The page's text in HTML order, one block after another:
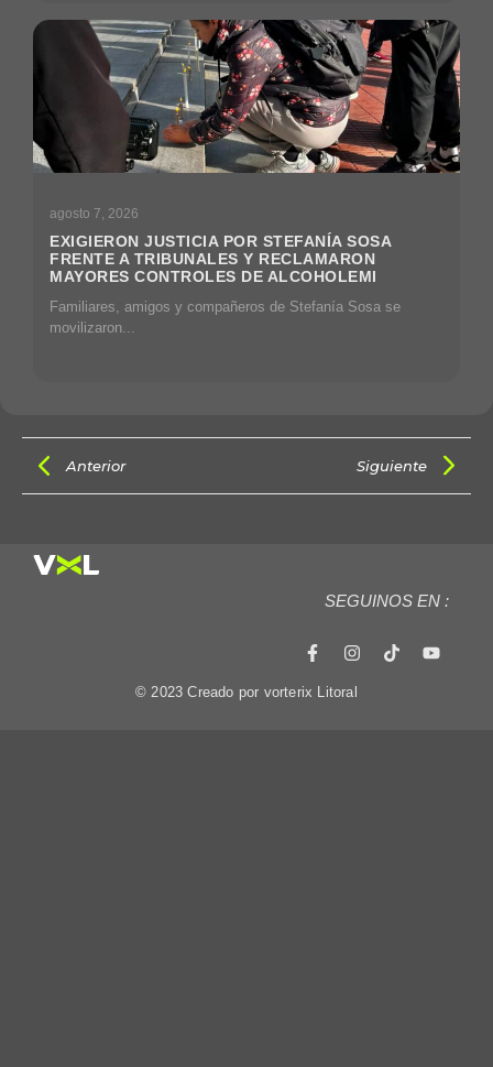
agosto 7, 2026
EXIGIERON JUSTICIA POR STEFANÍA SOSA
FRENTE A TRIBUNALES Y RECLAMARON
MAYORES CONTROLES DE ALCOHOLEMI
Familiares, amigos y compañeros de Stefanía Sosa se
movilizaron...
Anterior Siguiente
SEGUINOS EN :
© 2023 Creado por vorterix Litoral